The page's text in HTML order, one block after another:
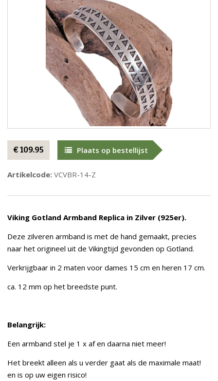
€ 109.95 Plaats op bestellijst
Artikelcode: VCVBR-14-Z
Viking Gotland Armband Replica in Zilver (925er).
Deze zilveren armband is met de hand gemaakt, precies
naar het origineel uit de Vikingtijd gevonden op Gotland.
Verkrijgbaar in 2 maten voor dames 15 cm en heren 17 cm.
ca. 12 mm op het breedste punt.
Belangrijk:
Een armband stel je 1 x af en daarna niet meer!
Het breekt alleen als u verder gaat als de maximale maat!
en is op uw eigen risico!